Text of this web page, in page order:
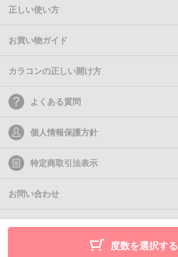
度数を選択する
正しい使い方
お買い物ガイド
カラコンの正しい開け方
よくある質問
個人情報保護方針
特定商取引法表示
お問い合わせ
(C)2011- Queen Eyes